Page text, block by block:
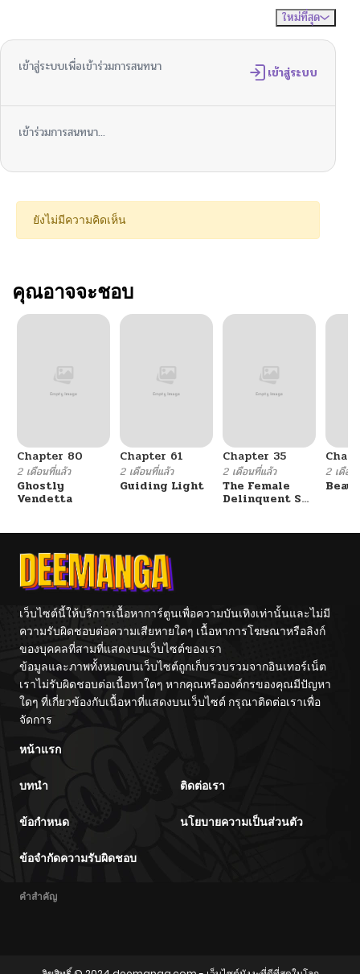
ใหม่ที่สุด
เข้าสู่ระบบเพื่อเข้าร่วมการสนทนา เข้าสู่ระบบ
เข้าร่วมการสนทนา...
ยังไม่มีความคิดเห็น
คุณอาจจะชอบ
Chapter 80
2 เดือนที่แล้ว
Ghostly
Vendetta
Chapter 61
2 เดือนที่แล้ว
Guiding Light
Chapter 35
2 เดือนที่แล้ว
The Female
Delinquent Set
2 เดือน
เว็บไซต์นี้ให้บริการเนื้อหาการ์ตูนเพื่อความบันเทิงเท่านั้นและไม่มี
ความรับผิดชอบต่อความเสียหายใดๆ เนื้อหาการโฆษณาหรือลิงก์
ของบุคคลที่สามที่แสดงบนเว็บไซต์ของเรา
ข้อมูลและภาพทั้งหมดบนเว็บไซต์ถูกเก็บรวบรวมจากอินเทอร์เน็ต
เราไม่รับผิดชอบต่อเนื้อหาใดๆ หากคุณหรือองค์กรของคุณมีปัญหา
ใดๆ ที่เกี่ยวข้องกับเนื้อหาที่แสดงบนเว็บไซต์ กรุณาติดต่อเราเพื่อ
จัดการ
หน้าแรก
บทนำ ติดต่อเรา
ข้อกำหนด นโยบายความเป็นส่วนตัว
ข้อจำกัดความรับผิดชอบ
คำสำคัญ